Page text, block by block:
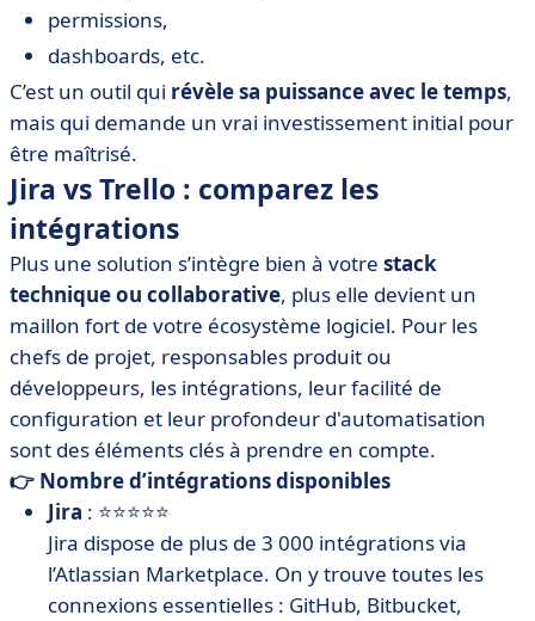
permissions,
dashboards, etc.
C’est un outil qui révèle sa puissance avec le temps,
mais qui demande un vrai investissement initial pour
être maîtrisé.
Jira vs Trello : comparez les
intégrations
Plus une solution s’intègre bien à votre stack
technique ou collaborative, plus elle devient un
maillon fort de votre écosystème logiciel. Pour les
chefs de projet, responsables produit ou
développeurs, les intégrations, leur facilité de
configuration et leur profondeur d'automatisation
sont des éléments clés à prendre en compte.
👉 Nombre d’intégrations disponibles
Jira : ⭐⭐⭐⭐⭐
Jira dispose de plus de 3 000 intégrations via
l’Atlassian Marketplace. On y trouve toutes les
connexions essentielles : GitHub, Bitbucket,